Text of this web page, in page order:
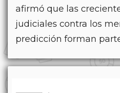
afirmó que las
judiciales contra los
predicción forman